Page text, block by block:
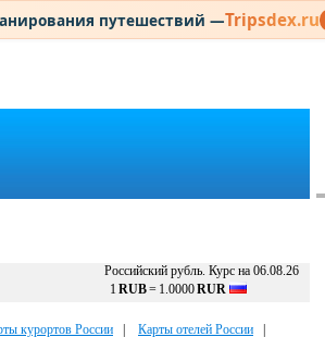
путешествий —Tripsdex.ru
Российский рубль. Курс на 06.08.26
1 RUB= 1.0000RUR
курортов России Карты отелей России